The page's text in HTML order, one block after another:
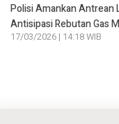
Polisi Amankan Antrean
Antisipasi Rebutan Gas
17/03/2026 | 14:18 WIB